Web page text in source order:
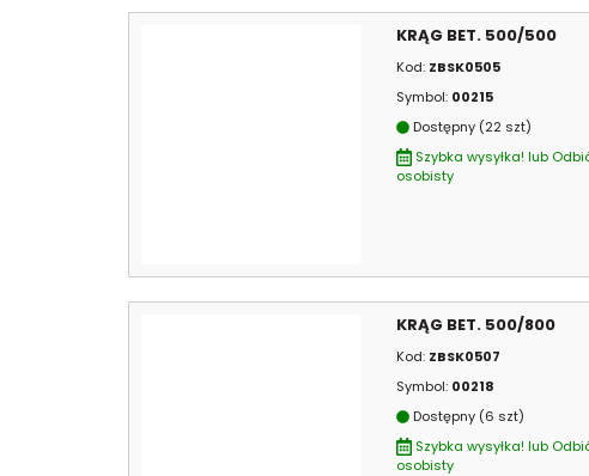
KRĄG BET. 500/500
Kod: ZBSK0505
Symbol: 00215
Dostępny (22 szt)
Szybka wysyłka! lub
osobisty
KRĄG BET. 500/800
Kod: ZBSK0507
Symbol: 00218
Dostępny (6 szt)
Szybka wysyłka! lub
osobisty